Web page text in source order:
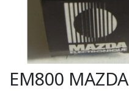
EM800 MAZDA